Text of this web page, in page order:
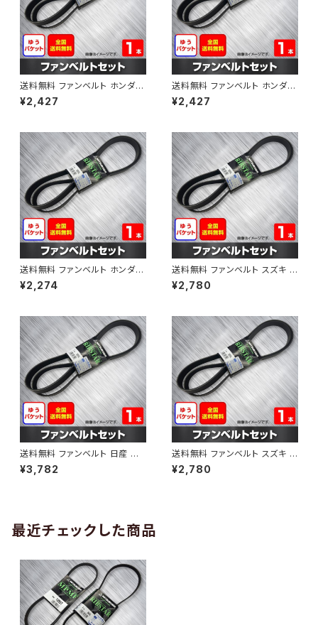
送料無料 ファンベルト ホンダ
ゼスト 型式JE1 H18.03～H24.
11 （国内トップメーカー） 1本 H
¥2,427
送料無料 ファンベルト ホンダ ラ
イフ 型式JB6 H15.09～H20.1
1 （国内トップメーカー） 1本 HA
¥2,427
送料無料 ファンベルト ホンダ フ
ィット 型式GE6 H19.10～H25.
09 （国内トップメーカー） 1本 H
¥2,274
送料無料 ファンベルト スズキ ス
ペーシア 型式MK32S H25.03
～H30.02 （国内トップメーカ
¥2,780
送料無料 ファンベルト 日産 キ
ューブ 型式Z12 H20.11～H24.
10 （国内トップメーカー） 1本 H
¥3,782
送料無料 ファンベルト スズキ ワ
ゴンR 型式MH34S H24.09～
H29.02 （国内トップメーカー）
¥2,780
最近チェックした商品